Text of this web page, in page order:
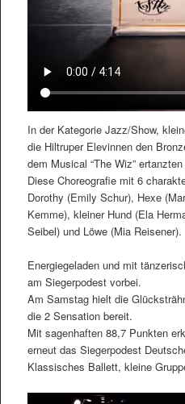
In der Kategorie Jazz/Show,
die Hiltruper Elevinnen den
dem Musical “The Wiz”
Diese Choreografie mit 6
Dorothy (Emily Schur), Hexe
Kemme), kleiner Hund (Ela
Seibel) und Löwe (Mia Reisener).
Energiegeladen und mit
am Siegerpodest vorbei.
Am Samstag hielt die
die 2 Sensation bereit.
Mit sagenhaften 88,7 Punkten
erneut das Siegerpodest
Klassisches Ballett, kleine